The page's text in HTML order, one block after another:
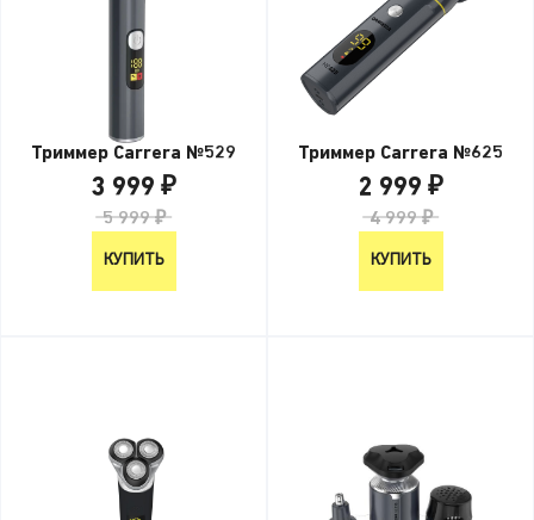
Триммер Carrera №529
3 999 ₽
5 999 ₽
КУПИТЬ
Триммер Carrera №625
2 999 ₽
4 999 ₽
КУПИТЬ